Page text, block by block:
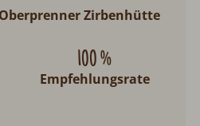
Zirbenhütte
100 %
Empfehlungsrate